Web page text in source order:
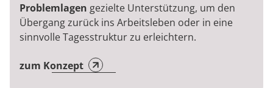
Problemlagen gezielte Unterstützung, um den
Übergang zurück ins Arbeitsleben oder in eine
sinnvolle Tagesstruktur zu erleichtern.
zum Konzept